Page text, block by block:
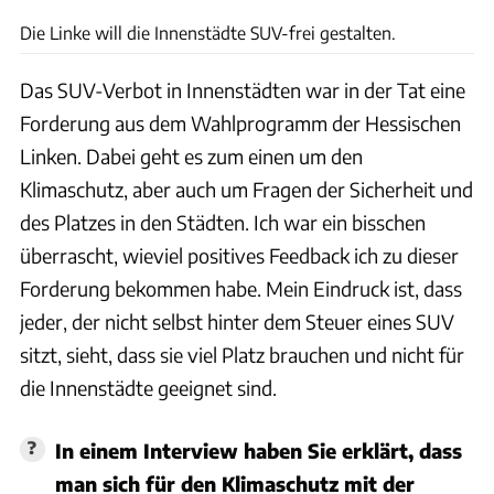
Die Linke will die Innenstädte SUV-frei gestalten.
Das SUV-Verbot in Innenstädten war in der Tat eine
Forderung aus dem Wahlprogramm der Hessischen
Linken. Dabei geht es zum einen um den
Klimaschutz, aber auch um Fragen der Sicherheit und
des Platzes in den Städten. Ich war ein bisschen
überrascht, wieviel positives Feedback ich zu dieser
Forderung bekommen habe. Mein Eindruck ist, dass
jeder, der nicht selbst hinter dem Steuer eines SUV
sitzt, sieht, dass sie viel Platz brauchen und nicht für
die Innenstädte geeignet sind.
In einem Interview haben Sie erklärt, dass
man sich für den Klimaschutz mit der